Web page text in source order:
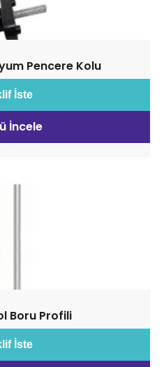
Pencere Kolu
İste
İncele
Boru Profili
İste